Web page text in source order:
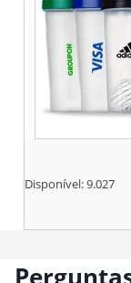
Disponível:9.027